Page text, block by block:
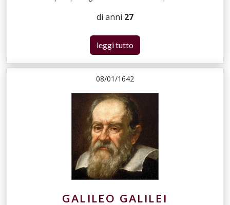
di anni 27
leggi tutto
08/01/1642
GALILEO GALILEI